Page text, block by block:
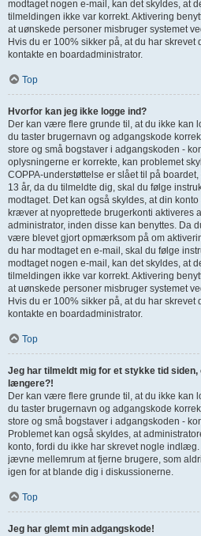
modtaget nogen e-mail, kan det skyldes, at
tilmeldingen ikke var korrekt. Aktivering
at uønskede personer misbruger systemet
Hvis du er 100% sikker på, at du har
kontakte en boardadministrator.
Top
Hvorfor kan jeg ikke logge ind?
Der kan være flere grunde til, at du ikke kan
du taster brugernavn og adgangskode
store og små bogstaver i adgangskoden -
oplysningerne er korrekte, kan problemet
COPPA-understøttelse er slået til på
13 år, da du tilmeldte dig, skal du følge
modtaget. Det kan også skyldes, at din
kræver at nyoprettede brugerkonti aktiveres
administrator, inden disse kan benyttes. Da
være blevet gjort opmærksom på om
du har modtaget en e-mail, skal du følge
modtaget nogen e-mail, kan det skyldes, at
tilmeldingen ikke var korrekt. Aktivering
at uønskede personer misbruger systemet
Hvis du er 100% sikker på, at du har
kontakte en boardadministrator.
Top
Jeg har tilmeldt mig for et stykke tid siden,
længere?!
Der kan være flere grunde til, at du ikke kan
du taster brugernavn og adgangskode
store og små bogstaver i adgangskoden -
Problemet kan også skyldes, at
konto, fordi du ikke har skrevet nogle
jævne mellemrum at fjerne brugere, som
igen for at blande dig i diskussionerne.
Top
Jeg har glemt min adgangskode!